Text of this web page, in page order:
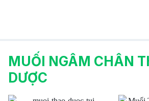
MUỐI NGÂM CHÂN
DƯỢC